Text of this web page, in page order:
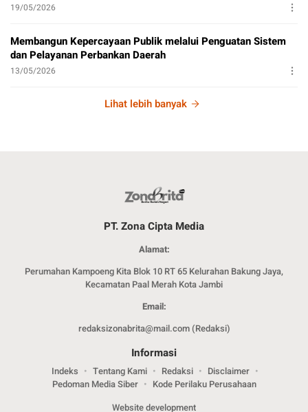
19/05/2026
Membangun Kepercayaan Publik melalui Penguatan Sistem
dan Pelayanan Perbankan Daerah
13/05/2026
Lihat lebih banyak
PT. Zona Cipta Media
Alamat:
Perumahan Kampoeng Kita Blok 10 RT 65 Kelurahan Bakung Jaya,
Kecamatan Paal Merah Kota Jambi
Email:
redaksizonabrita@mail.com (Redaksi)
Informasi
Indeks Tentang Kami Redaksi
Disclaimer
Pedoman Media Siber
Kode Perilaku Perusahaan
Website development